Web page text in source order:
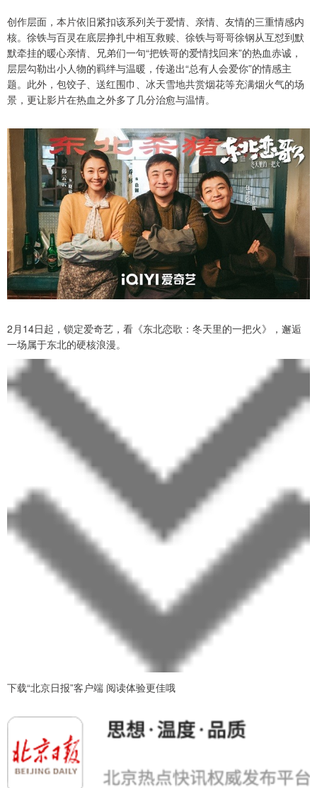
创作层面，本片依旧紧扣该系列关于爱情、亲情、友情的三重情感内
核。徐铁与百灵在底层挣扎中相互救赎、徐铁与哥哥徐钢从互怼到默
默牵挂的暖心亲情、兄弟们一句“把铁哥的爱情找回来”的热血赤诚，
层层勾勒出小人物的羁绊与温暖，传递出“总有人会爱你”的情感主
题。此外，包饺子、送红围巾、冰天雪地共赏烟花等充满烟火气的场
景，更让影片在热血之外多了几分治愈与温情。
2月14日起，锁定爱奇艺，看《东北恋歌：冬天里的一把火》，邂逅
一场属于东北的硬核浪漫。
下载“北京日报”客户端 阅读体验更佳哦